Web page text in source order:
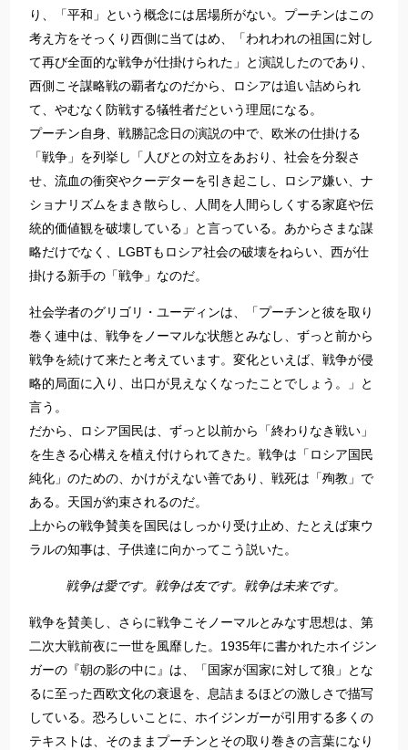
り、「平和」という概念には居場所がない。プーチンはこの
考え方をそっくり西側に当てはめ、「われわれの祖国に対し
て再び全面的な戦争が仕掛けられた」と演説したのであり、
西側こそ謀略戦の覇者なのだから、ロシアは追い詰められ
て、やむなく防戦する犠牲者だという理屈になる。
プーチン自身、戦勝記念日の演説の中で、欧米の仕掛ける
「戦争」を列挙し「人びとの対立をあおり、社会を分裂さ
せ、流血の衝突やクーデターを引き起こし、ロシア嫌い、ナ
ショナリズムをまき散らし、人間を人間らしくする家庭や伝
統的価値観を破壊している」と言っている。あからさまな謀
略だけでなく、LGBTもロシア社会の破壊をねらい、西が仕
掛ける新手の「戦争」なのだ。
社会学者のグリゴリ・ユーディンは、「プーチンと彼を取り
巻く連中は、戦争をノーマルな状態とみなし、ずっと前から
戦争を続けて来たと考えています。変化といえば、戦争が侵
略的局面に入り、出口が見えなくなったことでしょう。」と
言う。
だから、ロシア国民は、ずっと以前から「終わりなき戦い」
を生きる心構えを植え付けられてきた。戦争は「ロシア国民
純化」のための、かけがえない善であり、戦死は「殉教」で
ある。天国が約束されるのだ。
上からの戦争賛美を国民はしっかり受け止め、たとえば東ウ
ラルの知事は、子供達に向かってこう説いた。
戦争は愛です。戦争は友です。戦争は未来です。
戦争を賛美し、さらに戦争こそノーマルとみなす思想は、第
二次大戦前夜に一世を風靡した。1935年に書かれたホイジン
ガーの『朝の影の中に』は、「国家が国家に対して狼」とな
るに至った西欧文化の衰退を、息詰まるほどの激しさで描写
している。恐ろしいことに、ホイジンガーが引用する多くの
テキストは、そのままプーチンとその取り巻きの言葉になり